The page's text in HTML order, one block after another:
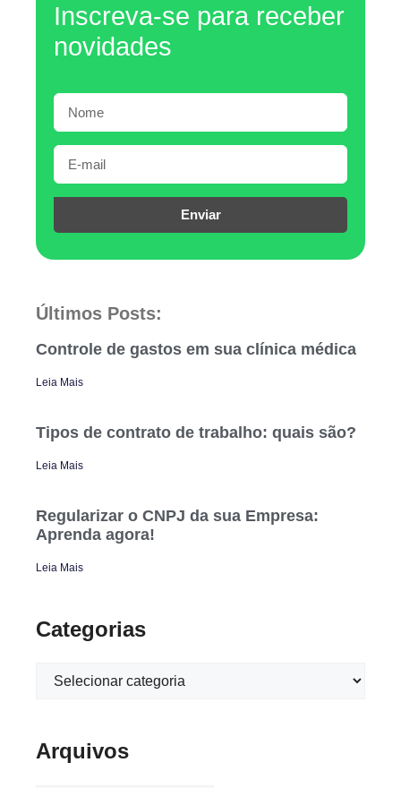
Inscreva-se para receber
novidades
Enviar
Últimos Posts:
Controle de gastos em sua clínica médica
Leia Mais
Tipos de contrato de trabalho: quais são?
Leia Mais
Regularizar o CNPJ da sua Empresa:
Aprenda agora!
Leia Mais
Categorias
Arquivos